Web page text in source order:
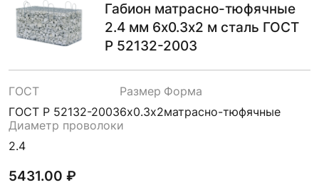
Габион матрасно-тюфячные
2.4 мм 6х0.3х2 м сталь ГОСТ
Р 52132-2003
ГОСТ
ГОСТ Р 52132-2003
Размер
6х0.3х2
Форма
матрасно-тюфячные
Диаметр проволоки
2.4
5431.00 ₽